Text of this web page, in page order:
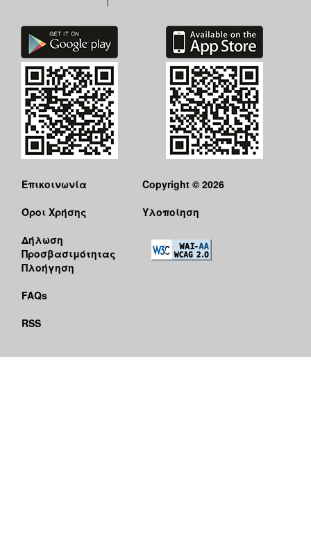
Επικοινωνία
Όροι Χρήσης
Δήλωση
Προσβασιμότητας
Πλοήγηση
FAQs
RSS
Copyright © 2026
Υλοποίηση